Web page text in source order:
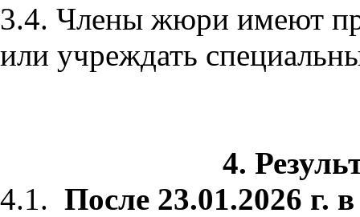
3.4. Члены жюри имеют
или учреждать
4.
4.1. После 23.01.2026 г.